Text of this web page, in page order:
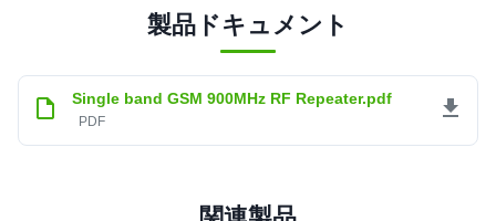
製品ドキュメント
Single band GSM 900MHz RF Repeater.pdf
PDF